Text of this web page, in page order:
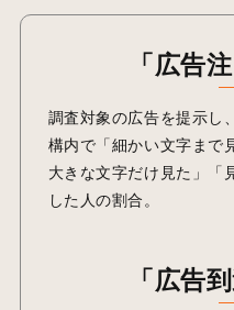
「広告
調査対象の広告を提示し
構内で「細かい文字まで
大きな文字だけ見た」「
した人の割合。
「広告